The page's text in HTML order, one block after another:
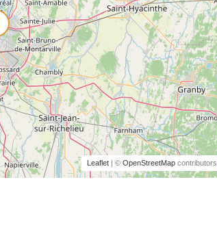
Leaflet| © OpenStreetMapcontributors